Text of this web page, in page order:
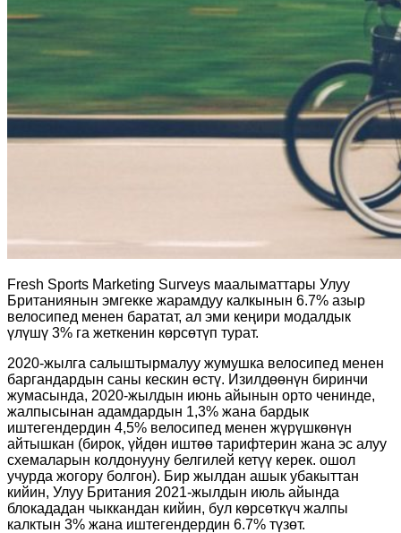
Fresh Sports Marketing Surveys маалыматтары Улуу
Британиянын эмгекке жарамдуу калкынын 6.7% азыр
велосипед менен баратат, ал эми кеңири модалдык
үлүшү 3% га жеткенин көрсөтүп турат.
2020-жылга салыштырмалуу жумушка велосипед менен
баргандардын саны кескин өстү. Изилдөөнүн биринчи
жумасында, 2020-жылдын июнь айынын орто ченинде,
жалпысынан адамдардын 1,3% жана бардык
иштегендердин 4,5% велосипед менен жүрүшкөнүн
айтышкан (бирок, үйдөн иштөө тарифтерин жана эс алуу
схемаларын колдонууну белгилей кетүү керек. ошол
учурда жогору болгон). Бир жылдан ашык убакыттан
кийин, Улуу Британия 2021-жылдын июль айында
блокададан чыккандан кийин, бул көрсөткүч жалпы
калктын 3% жана иштегендердин 6.7% түзөт.